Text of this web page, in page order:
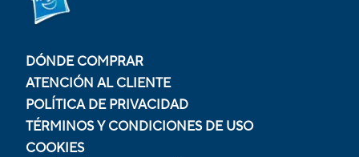
DÓNDE COMPRAR
ATENCIÓN AL CLIENTE
POLÍTICA DE PRIVACIDAD
TÉRMINOS Y CONDICIONES DE USO
COOKIES